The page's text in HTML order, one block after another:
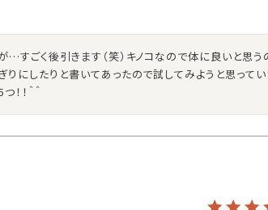
すごく後引きます（笑）キノコなので体に良いと思う
りにしたりと書いてあったので試してみようと思っ
！＾＾